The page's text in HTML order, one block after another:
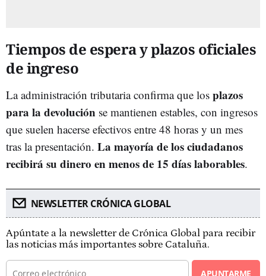
Tiempos de espera y plazos oficiales
de ingreso
La administración tributaria confirma que los plazos
para la devolución se mantienen estables, con ingresos
que suelen hacerse efectivos entre 48 horas y un mes
tras la presentación. La mayoría de los ciudadanos
recibirá su dinero en menos de 15 días laborables.
NEWSLETTER CRÓNICA GLOBAL
Apúntate a la newsletter de Crónica Global para recibir
las noticias más importantes sobre Cataluña.
APUNTARME